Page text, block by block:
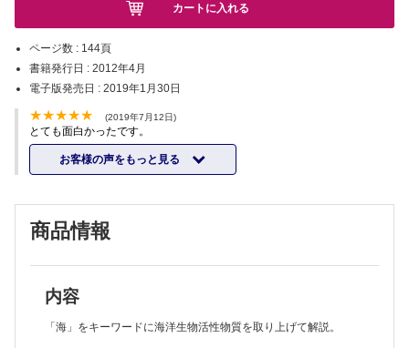
ページ数 : 144頁
書籍発行日 : 2012年4月
電子版発売日 : 2019年1月30日
(2019年7月12日)
とても面白かったです。
お客様の声をもっと見る
カートに入れる
商品情報
内容
「海」をキーワードに海洋生物活性物質を取り上げて解説。